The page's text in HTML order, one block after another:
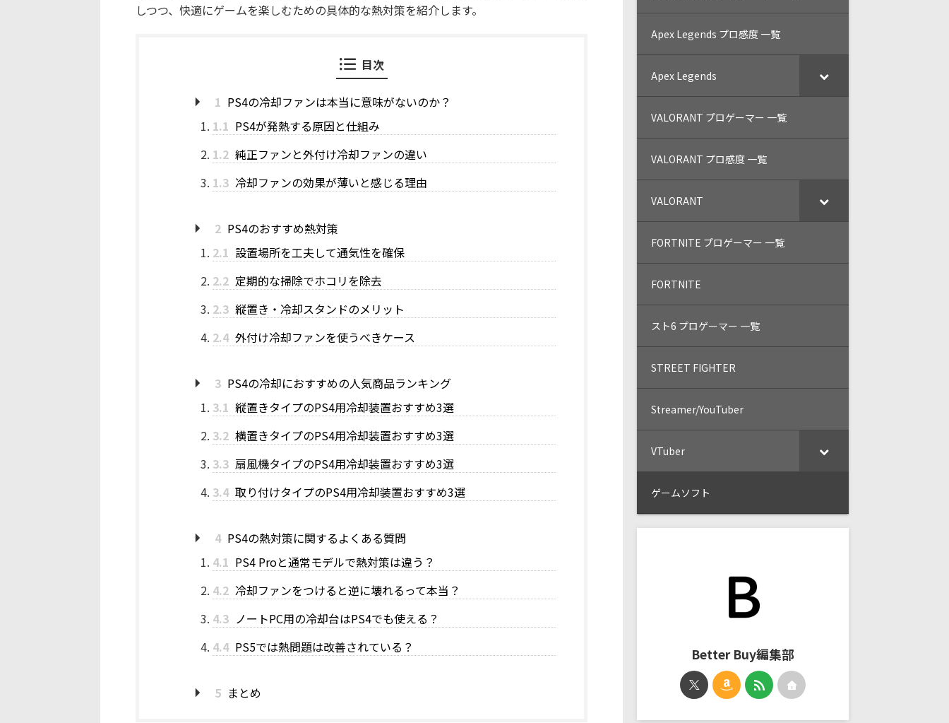
しつつ、快適にゲームを楽しむための具体的な熱対策を紹介します。
目次
1 PS4の冷却ファンは本当に意味がないのか？
1.1 PS4が発熱する原因と仕組み
1.2 純正ファンと外付け冷却ファンの違い
1.3 冷却ファンの効果が薄いと感じる理由
2 PS4のおすすめ熱対策
2.1 設置場所を工夫して通気性を確保
2.2 定期的な掃除でホコリを除去
2.3 縦置き・冷却スタンドのメリット
2.4 外付け冷却ファンを使うべきケース
3 PS4の冷却におすすめの人気商品ランキング
3.1 縦置きタイプのPS4用冷却装置おすすめ3選
3.2 横置きタイプのPS4用冷却装置おすすめ3選
3.3 扇風機タイプのPS4用冷却装置おすすめ3選
3.4 取り付けタイプのPS4用冷却装置おすすめ3選
4 PS4の熱対策に関するよくある質問
4.1 PS4 Proと通常モデルで熱対策は違う？
4.2 冷却ファンをつけると逆に壊れるって本当？
4.3 ノートPC用の冷却台はPS4でも使える？
4.4 PS5では熱問題は改善されている？
5 まとめ
Apex Legends プロ感度 一覧
Apex Legends
VALORANT プロゲーマー 一覧
VALORANT プロ感度 一覧
VALORANT
FORTNITE プロゲーマー 一覧
FORTNITE
スト6 プロゲーマー 一覧
STREET FIGHTER
Streamer/YouTuber
VTuber
ゲームソフト
Better Buy編集部